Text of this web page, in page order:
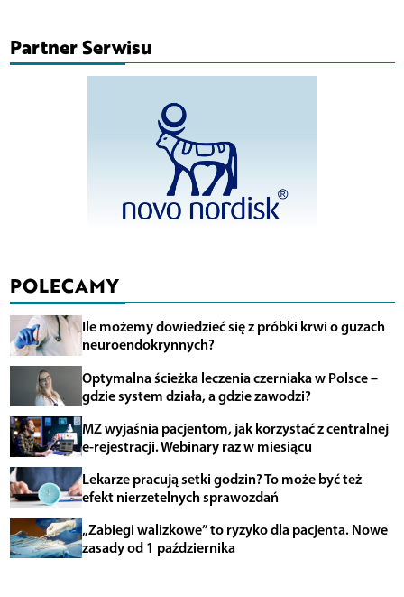
Partner Serwisu
POLECAMY
Ile możemy dowiedzieć się z próbki krwi o guzach
neuroendokrynnych?
Optymalna ścieżka leczenia czerniaka w Polsce –
gdzie system działa, a gdzie zawodzi?
MZ wyjaśnia pacjentom, jak korzystać z centralnej
e-rejestracji. Webinary raz w miesiącu
Lekarze pracują setki godzin? To może być też
efekt nierzetelnych sprawozdań
„Zabiegi walizkowe” to ryzyko dla pacjenta. Nowe
zasady od 1 października